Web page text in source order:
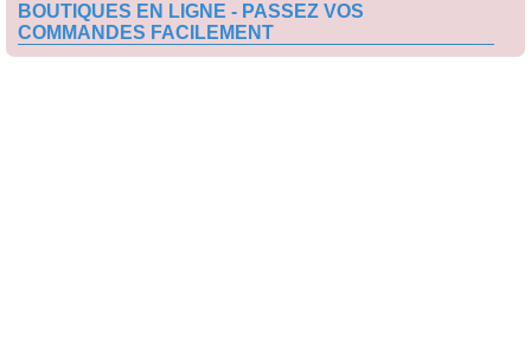
BOUTIQUES EN LIGNE - PASSEZ VOS
COMMANDES FACILEMENT